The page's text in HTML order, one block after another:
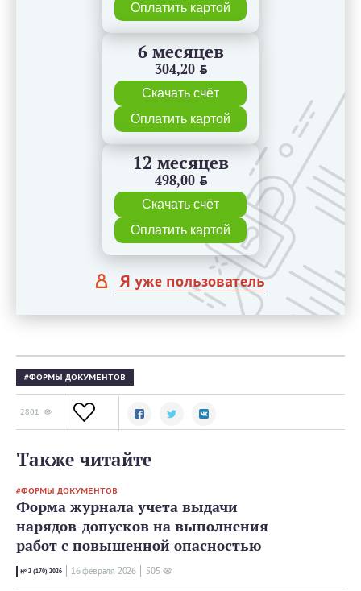
Оплатить картой
6 месяцев
304,20 BYN
Скачать счёт
Оплатить картой
12 месяцев
498,00 BYN
Скачать счёт
Оплатить картой
Я уже пользователь
ФОРМЫ ДОКУМЕНТОВ
2801
Также читайте
ФОРМЫ ДОКУМЕНТОВ
Форма журнала учета выдачи
нарядов-допусков на выполнения
работ с повышенной опасностью
№ 2 (170) 2026 16 февраля 2026 505